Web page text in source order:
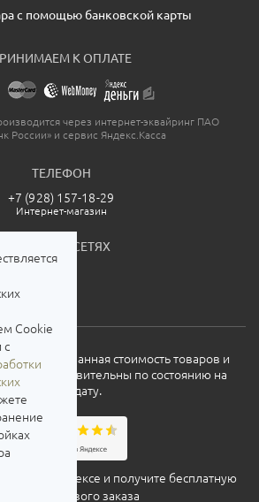
с помощью банковской карты
К ОПЛАТЕ
через интернет-эквайринг ПАО
России» и сервис Яндекс.Касса
ТЕЛЕФОН
+7 (928) 157-18-29
Интернет-магазин
МЫ В СОЦСЕТЯХ
Указанная стоимость товаров и
действительны по состоянию на
текущую дату.
нас на Яндексе и получите бесплатную
для нового заказа
Cookie
с